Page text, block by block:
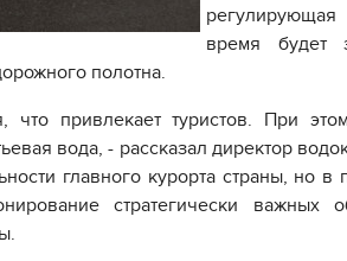
время будет
полотна.
что привлекает туристов. При
вода, - рассказал директор
главного курорта страны, но
стратегически важных